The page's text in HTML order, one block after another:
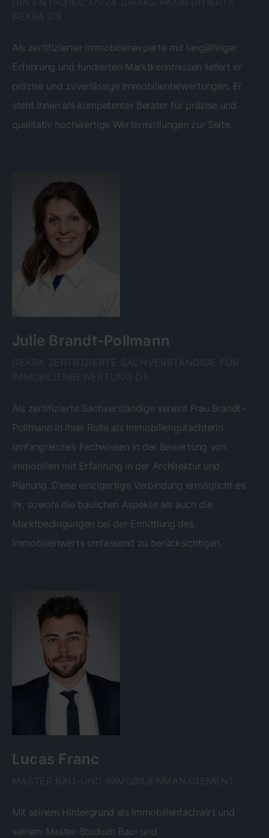
Als zertifizierter Immobilienexperte mit langjähriger
Erfahrung und fundierten Marktkenntnissen liefert er
präzise und zuverlässige Immobilienbewertungen. Er
steht Ihnen als kompetenter Berater für präzise und
qualitativ hochwertige Wertermittlungen zur Seite.
Julie Brandt-Pollmann
Als zertifizierte Sachverständige vereint Frau Brandt-
Pollmann in ihrer Rolle als Immobiliengutachterin
umfangreiches Fachwissen in der Bewertung von
Immobilien mit Erfahrung in der Architektur und
Planung. Diese einzigartige Verbindung ermöglicht es
ihr, sowohl die baulichen Aspekte als auch die
Marktbedingungen bei der Ermittlung des
Immobilienwerts umfassend zu berücksichtigen.
Lucas Franc
Mit seinem Hintergrund als Immobilienfachwirt und
seinem Master-Studium Bau- und